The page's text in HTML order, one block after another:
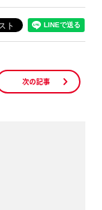
次の記事